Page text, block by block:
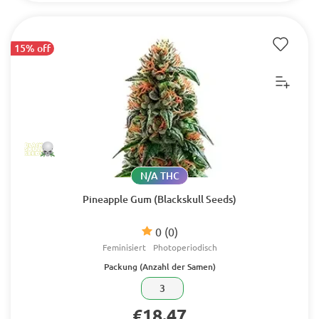
15% off
Pineapple Gum (Blackskull Seeds)
0 (0)
N/A THC
Feminisiert Photoperiodisch
Packung (Anzahl der Samen)
3